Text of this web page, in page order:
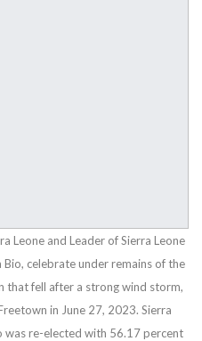
Leone and Leader of Sierra Leone
Bio, celebrate under remains of the
that fell after a strong wind storm,
in June 27, 2023. Sierra
was re-elected with 56.17 percent